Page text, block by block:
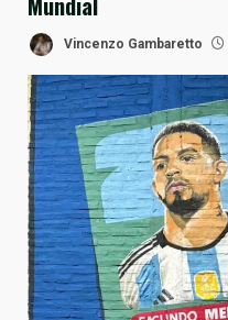
Vincenzo Gambaretto